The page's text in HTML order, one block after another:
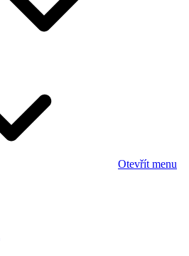
Otevřít menu